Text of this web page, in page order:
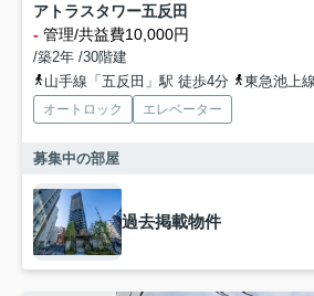
アトラスタワー五反田
- 管理/共益費10,000円
/築2年 /30階建
山手線「五反田」駅 徒歩4分
東急池上
オートロック エレベーター
募集中の部屋
過去掲載物件